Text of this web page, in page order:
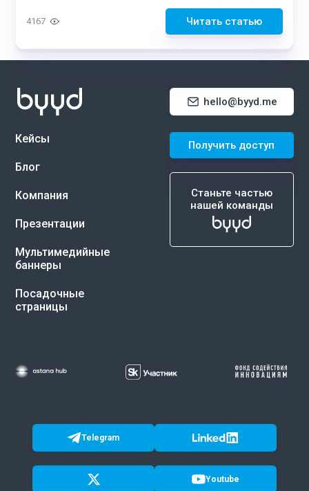
Читать статью
4167
Кейсы
Блог
Компания
Презентации
Мультимедийные
баннеры
Посадочные
страницы
hello@byyd.me
Получить доступ
Станьте частью
нашей команды
Telegram
Youtube